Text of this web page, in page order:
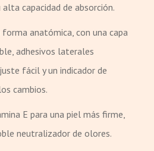
capacidad de absorción.
anatómica, con una capa
adhesivos laterales
fácil y un indicador de
cambios.
E para una piel más firme,
neutralizador de olores.